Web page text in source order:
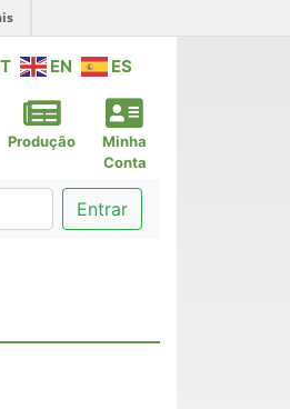
EN ES
Produção
Minha
Conta
Entrar